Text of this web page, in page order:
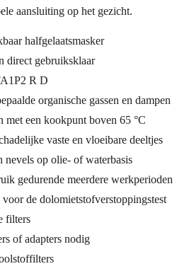
aansluiting op het gezicht.
halfgelaatsmasker
direct gebruiksklaar
R D
organische gassen en dampen
met een kookpunt boven 65 °C
vaste en vloeibare deeltjes
op olie- of waterbasis
gedurende meerdere werkperioden
de dolomietstofverstoppingstest
filters
of adapters nodig